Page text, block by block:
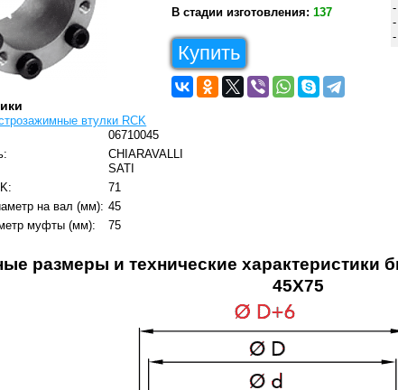
В стадии изготовления: 137
Купить
втулки RCK
06710045
CHIARAVALLI
SATI
71
на вал (мм): 45
муфты (мм):
75
размеры и технические характеристики
45X75